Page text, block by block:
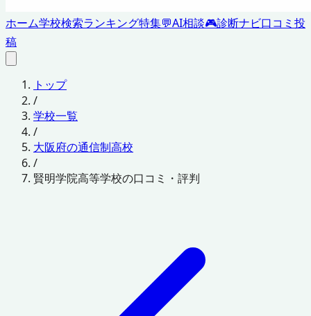
ホーム学校検索ランキング特集💬AI相談🎮診断ナビ口コミ投
稿
トップ
/
学校一覧
/
大阪府の通信制高校
/
賢明学院高等学校の口コミ・評判